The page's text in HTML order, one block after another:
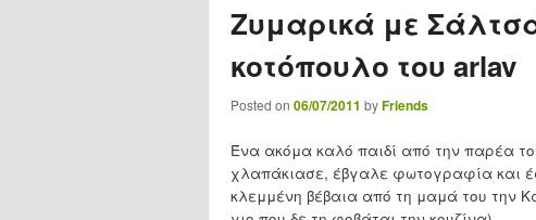
Ζυμαρικά με
κοτόπουλο του arlav
Posted on 06/07/2011 byFriends
Ένα ακόμα καλό παιδί από την παρέα
χλαπάκιασε, έβγαλε φωτογραφία και
κλεμμένη βέβαια από τη μαμά του την